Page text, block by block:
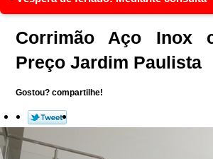
Corrimão Aço Inox
Preço Jardim Paulista
Gostou? compartilhe!